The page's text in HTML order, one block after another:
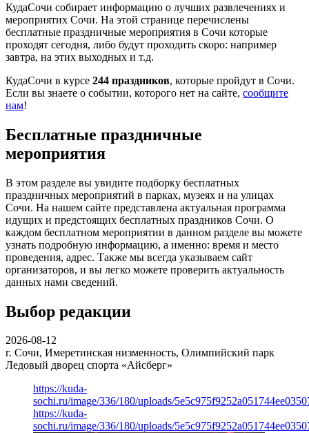
КудаСочи собирает информацию о лучших развлечениях и
мероприятих Сочи. На этой странице перечислены
бесплатные праздничные мероприятия в Сочи которые
проходят сегодня, либо будут проходить скоро: например
завтра, на этих выходных и т.д.
КудаСочи в курсе 244 праздников, которые пройдут в Сочи.
Если вы знаете о событии, которого нет на сайте, сообщите
нам!
Бесплатные праздничные
мероприятия
В этом разделе вы увидите подборку бесплатных
праздничных мероприятий в парках, музеях и на улицах
Сочи. На нашем сайте представлена актуальная программа
идущих и предстоящих бесплатных праздников Сочи. О
каждом бесплатном мероприятии в данном разделе вы можете
узнать подробную информацию, а именно: время и место
проведения, адрес. Также мы всегда указываем сайт
организаторов, и вы легко можете проверить актуальность
данных нами сведений.
Выбор редакции
2026-08-12
г. Сочи, Имеретинская низменность, Олимпийский парк
Ледовый дворец спорта «Айсберг»
https://kuda-
sochi.ru/image/336/180/uploads/
https://kuda-
sochi.ru/image/336/180/uploads/